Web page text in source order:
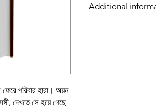
পরিবার হারা। অয়ন
দেখতে সে হয়ে গেছে
Additional